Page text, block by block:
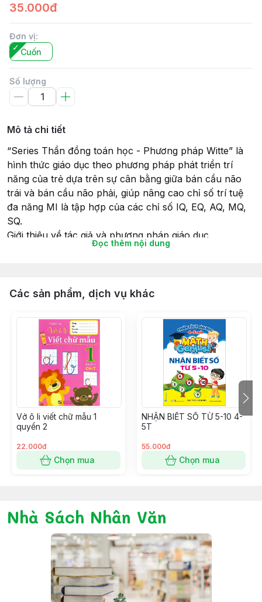
35.000đ
Đơn vị:
Cuốn
Số lượng
Mô tả chi tiết
“Series Thần đồng toán học - Phương pháp Witte” là
hình thức giáo dục theo phương pháp phát triển trí
năng của trẻ dựa trên sự cân bằng giữa bán cầu não
trái và bán cầu não phải, giúp nâng cao chỉ số trí tuệ
đa năng MI là tập hợp của các chỉ số IQ, EQ, AQ, MQ,
SQ.
Giới thiệu về tác giả và phương pháp giáo dục
Karl Witte là mục sư tại một miền quê ở Đức vào những
tiến sĩ triết học năm 13 tuổi và tiếp tục trở thành tiến sĩ
Sống trong thời kì đề cao tính quan trọng của tài năng
bẩm sinh, Karl Witte cho rằng, tất cả tài năng của con
người sau khi sinh ra đều là kết quả của hoàn cảnh và
môi trường giáo dục, đồng thời sự giáo dục cho trẻ từ
khi sinh ra đến trước sáu tuổi rất quan trọng vì nó giúp
phát huy năng lực bẩm sinh không giới hạn của trẻ
nhỏ. Dù bố mẹ muốn dạy trẻ cách đọc tên và nhận
biết đồ vật, hay muốn đọc cho trẻ nghe những quyển
truyện tranh thì điều quan trọng đầu tiên chính là khơi
gợi niềm hứng thú say mê của con với những chủ đề
đó, rồi sau đó mới có thể dạy dỗ trẻ được.
Đọc thêm nội dung
Các sản phẩm, dịch vụ khác
Vở ô li viết chữ mẫu 1
quyển 2
22.000đ
Chọn mua
NHẬN BIẾT SỐ TỪ 5-10 4-
5T
55.000đ
Chọn mua
Nhà Sách Nhân Văn